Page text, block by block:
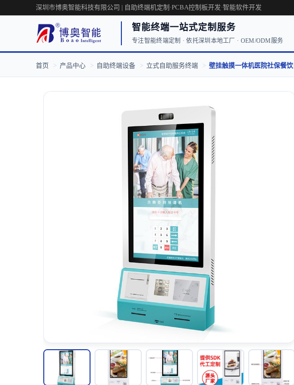
深圳市博奥智能科技有限公司 | 自助终端机定制·PCBA控制板开发·智能软件开发
智能终端一站式定制服务
专注智能终端定制 · 依托深圳本地工厂 · OEM/ODM服务
首页 > 产品中心 > 自助终端设备 > 立式自助服务终端 > 壁挂触摸一体机医院社保餐